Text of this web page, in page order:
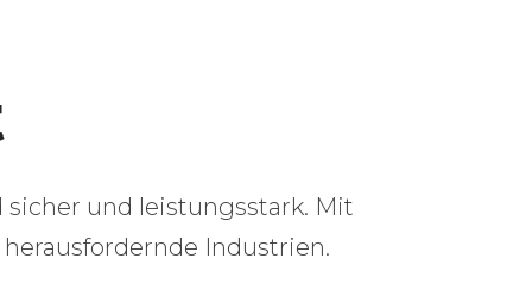
und leistungsstark. Mit
Industrien.